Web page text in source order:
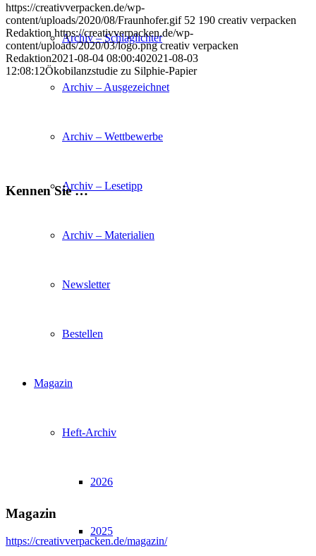
Archiv – Schlaglichter
Archiv – Ausgezeichnet
Archiv – Wettbewerbe
Archiv – Lesetipp
Archiv – Materialien
Newsletter
Bestellen
Magazin
Heft-Archiv
2026
2025
https://creativverpacken.de/wp-
content/uploads/2020/08/Fraunhofer.gif 52 190 creativ verpacken
Redaktion https://creativverpacken.de/wp-
content/uploads/2020/03/logo.png creativ verpacken
Redaktion2021-08-04 08:00:402021-08-03
12:08:12Ökobilanzstudie zu Silphie-Papier
Kennen Sie …
Magazin
https://creativverpacken.de/magazin/